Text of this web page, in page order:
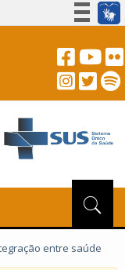
à informação
Canais
entre saúde